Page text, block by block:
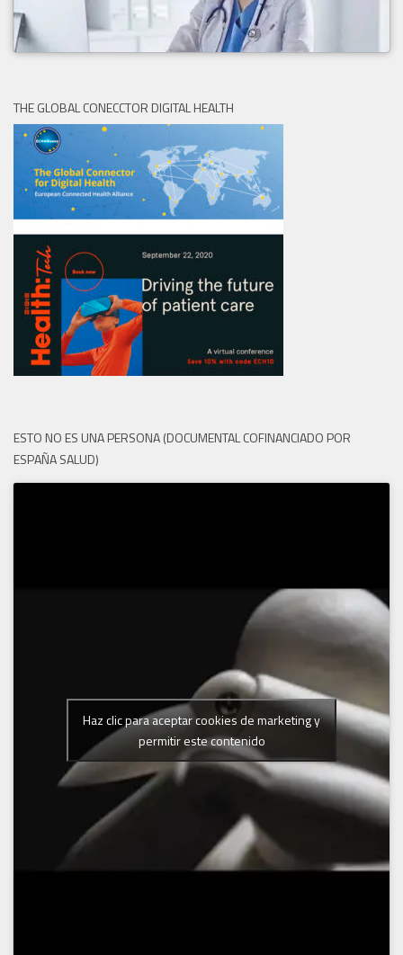
THE GLOBAL CONECCTOR DIGITAL HEALTH
ESTO NO ES UNA PERSONA (DOCUMENTAL COFINANCIADO POR
ESPAÑA SALUD)
Haz clic para aceptar cookies de marketing y
permitir este contenido